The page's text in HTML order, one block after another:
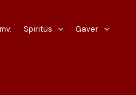
Spiritus Gaver